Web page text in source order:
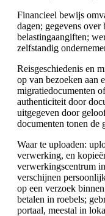
Financieel bewijs
dagen; gegevens over
belastingaangiften;
zelfstandig
Reisgeschiedenis en
op van bezoeken aan
migratiedocumenten
authenticiteit door
uitgegeven door
documenten tonen de
Waar te uploaden:
verwerking, en
verwerkingscentrum
verschijnen
op een verzoek
betalen in roebels;
portaal, meestal in